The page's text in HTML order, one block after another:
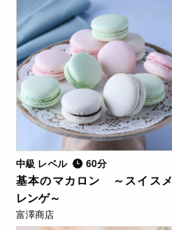
中級 レベル 60分
基本のマカロン ～スイスメ
レンゲ～
富澤商店